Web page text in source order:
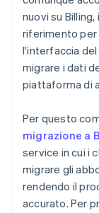
nuovi su
riferimento per
l'interfaccia del
migrare i dati
piattaforma di
Per questo
migrazione a
service in cui i
migrare gli
rendendo il
accurato. Per